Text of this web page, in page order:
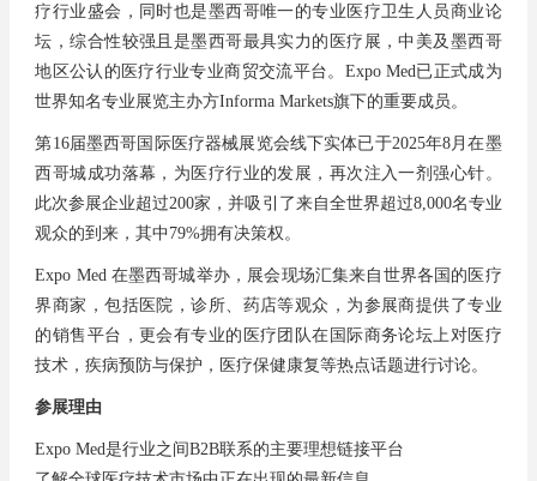
疗行业盛会，同时也是墨西哥唯一的专业医疗卫生人员商业论
坛，综合性较强且是墨西哥最具实力的医疗展，中美及墨西哥
地区公认的医疗行业专业商贸交流平台。Expo Med已正式成为
世界知名专业展览主办方Informa Markets旗下的重要成员。
第16届墨西哥国际医疗器械展览会线下实体已于2025年8月在墨
西哥城成功落幕，为医疗行业的发展，再次注入一剂强心针。
此次参展企业超过200家，并吸引了来自全世界超过8,000名专业
观众的到来，其中79%拥有决策权。
Expo Med 在墨西哥城举办，展会现场汇集来自世界各国的医疗
界商家，包括医院，诊所、药店等观众，为参展商提供了专业
的销售平台，更会有专业的医疗团队在国际商务论坛上对医疗
技术，疾病预防与保护，医疗保健康复等热点话题进行讨论。
参展理由
Expo Med是行业之间B2B联系的主要理想链接平台